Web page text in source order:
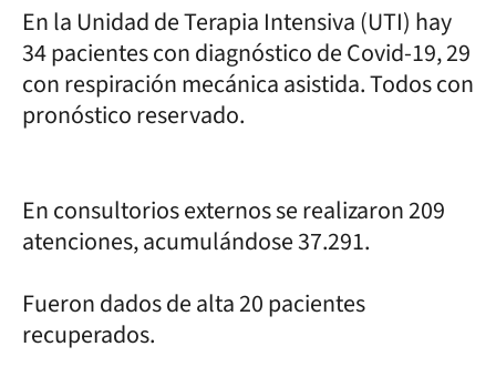
En la Unidad de Terapia Intensiva (UTI) hay
34 pacientes con diagnóstico de Covid-19, 29
con respiración mecánica asistida. Todos con
pronóstico reservado.
En consultorios externos se realizaron 209
atenciones, acumulándose 37.291.
Fueron dados de alta 20 pacientes
recuperados.